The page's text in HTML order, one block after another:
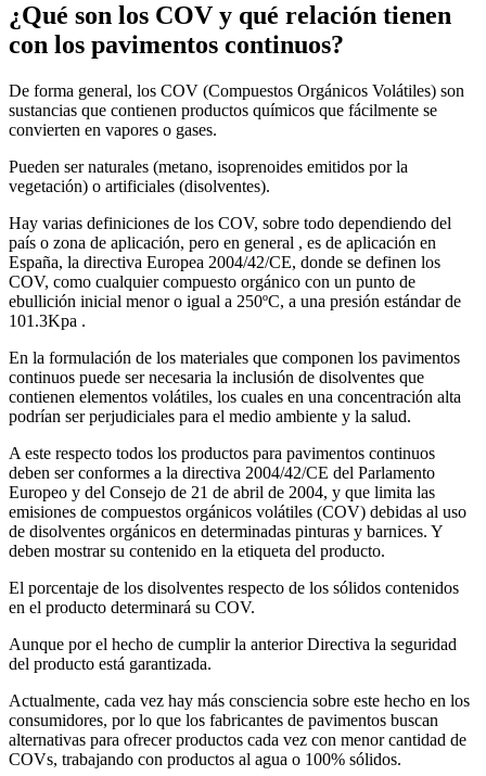
¿Qué son los COV y qué relación tienen
con los pavimentos continuos?
De forma general, los COV (Compuestos Orgánicos Volátiles) son
sustancias que contienen productos químicos que fácilmente se
convierten en vapores o gases.
Pueden ser naturales (metano, isoprenoides emitidos por la
vegetación) o artificiales (disolventes).
Hay varias definiciones de los COV, sobre todo dependiendo del
país o zona de aplicación, pero en general , es de aplicación en
España, la directiva Europea 2004/42/CE, donde se definen los
COV, como cualquier compuesto orgánico con un punto de
ebullición inicial menor o igual a 250ºC, a una presión estándar de
101.3Kpa .
En la formulación de los materiales que componen los pavimentos
continuos puede ser necesaria la inclusión de disolventes que
contienen elementos volátiles, los cuales en una concentración alta
podrían ser perjudiciales para el medio ambiente y la salud.
A este respecto todos los productos para pavimentos continuos
deben ser conformes a la directiva 2004/42/CE del Parlamento
Europeo y del Consejo de 21 de abril de 2004, y que limita las
emisiones de compuestos orgánicos volátiles (COV) debidas al uso
de disolventes orgánicos en determinadas pinturas y barnices. Y
deben mostrar su contenido en la etiqueta del producto.
El porcentaje de los disolventes respecto de los sólidos contenidos
en el producto determinará su COV.
Aunque por el hecho de cumplir la anterior Directiva la seguridad
del producto está garantizada.
Actualmente, cada vez hay más consciencia sobre este hecho en los
consumidores, por lo que los fabricantes de pavimentos buscan
alternativas para ofrecer productos cada vez con menor cantidad de
COVs, trabajando con productos al agua o 100% sólidos.